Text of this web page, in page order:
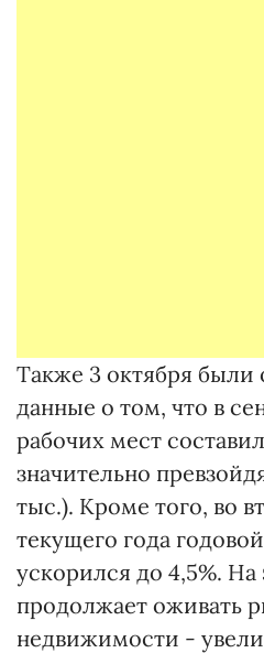
Также 3 октября были
данные о том, что в
рабочих мест
значительно
тыс.). Кроме того, во
текущего года
ускорился до 4,5%.
продолжает оживать
недвижимости -